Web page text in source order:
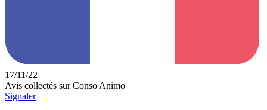
17/11/22
Avis collectés sur Conso Animo
Signaler